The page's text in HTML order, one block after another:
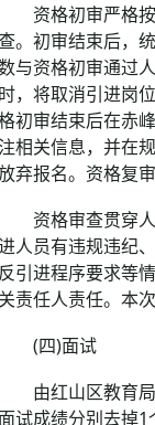
格初审严格按
。初审结束后，
与资格初审通过
，将取消引进岗
初审结束后在赤
相关信息，并在
弃报名。资格复
格审查贯穿人
人员有违规违纪
引进程序要求等
责任人责任。本
四)面试
红山区教育局统
试成绩分别去掉